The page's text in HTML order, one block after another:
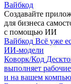
Вайбкод
Создавайте
для бизнеса
с помощью ИИ
Вайбкод Всё уже
ИИ-модели
Коворк/Код
выполняет
и на вашем